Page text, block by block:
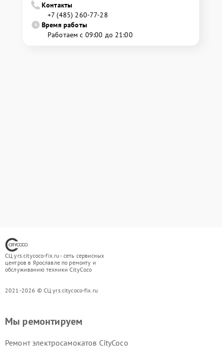
Контакты
+7 (485) 260-77-28
Время работы
Работаем с 09:00 до 21:00
СЦ yrs.citycoco-fix.ru - сеть сервисных
центров в Ярославле по ремонту и
обслуживанию техники CityCoco
2021-2026 © СЦ yrs.citycoco-fix.ru
Мы ремонтируем
Ремонт электросамокатов CityCoco